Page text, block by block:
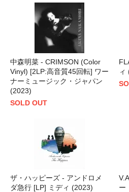
中森明菜 - CRIMSON (Color
Vinyl) [2LP:高音質45回転] ワー
ナーミュージック・ジャパン
(2023)
SOLD OUT
ィ
ザ・ハッピーズ - アンドロメ
ダ急行 [LP] ミディ (2023)
ー